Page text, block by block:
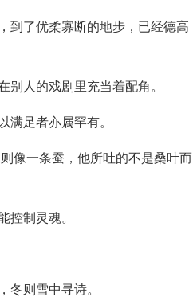
到了优柔寡断的地步，已经德高
别人的戏剧里充当着配角。
满足者亦属罕有。
像一条蚕，他所吐的不是桑叶而
控制灵魂。
冬则雪中寻诗。